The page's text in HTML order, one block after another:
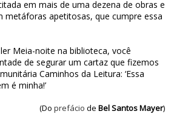
em mais de uma dezena de obras e
metáforas apetitosas, que cumpre essa
Meia-noite na biblioteca, você
de segurar um cartaz que fizemos
Caminhos da Leitura: ‘Essa
é minha!’
(Do prefácio de Bel Santos Mayer)